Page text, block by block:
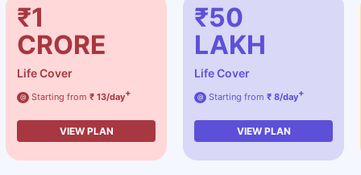
₹1
CRORE
Life Cover
@ Starting from ₹ 13/day+
VIEW PLAN
₹50
LAKH
Life Cover
@ Starting from ₹ 8/day+
VIEW PLAN